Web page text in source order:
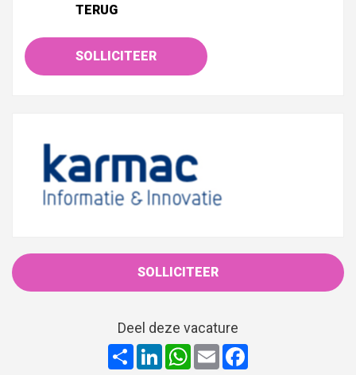
Deel deze vacature
ShareLinkedInWhatsApp
Email